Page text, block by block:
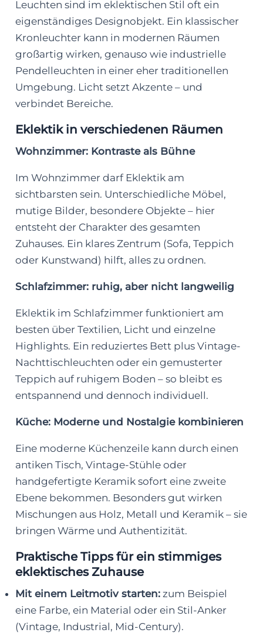
Leuchten sind im eklektischen Stil oft ein
eigenständiges Designobjekt. Ein klassischer
Kronleuchter kann in modernen Räumen
großartig wirken, genauso wie industrielle
Pendelleuchten in einer eher traditionellen
Umgebung. Licht setzt Akzente – und
verbindet Bereiche.
Eklektik in verschiedenen Räumen
Wohnzimmer: Kontraste als Bühne
Im Wohnzimmer darf Eklektik am
sichtbarsten sein. Unterschiedliche Möbel,
mutige Bilder, besondere Objekte – hier
entsteht der Charakter des gesamten
Zuhauses. Ein klares Zentrum (Sofa, Teppich
oder Kunstwand) hilft, alles zu ordnen.
Schlafzimmer: ruhig, aber nicht langweilig
Eklektik im Schlafzimmer funktioniert am
besten über Textilien, Licht und einzelne
Highlights. Ein reduziertes Bett plus Vintage-
Nachttischleuchten oder ein gemusterter
Teppich auf ruhigem Boden – so bleibt es
entspannend und dennoch individuell.
Küche: Moderne und Nostalgie kombinieren
Eine moderne Küchenzeile kann durch einen
antiken Tisch, Vintage-Stühle oder
handgefertigte Keramik sofort eine zweite
Ebene bekommen. Besonders gut wirken
Mischungen aus Holz, Metall und Keramik – sie
bringen Wärme und Authentizität.
Praktische Tipps für ein stimmiges
eklektisches Zuhause
Mit einem Leitmotiv starten: zum Beispiel
eine Farbe, ein Material oder ein Stil-Anker
(Vintage, Industrial, Mid-Century).